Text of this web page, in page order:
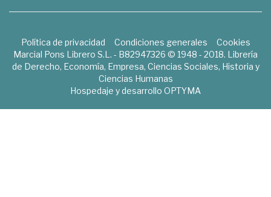
Política de privacidad Condiciones generales
Cookies
Marcial Pons Librero S.L. - B82947326 © 1948 - 2018. Librería
de Derecho, Economía, Empresa, Ciencias Sociales, Historia y
Ciencias Humanas
Hospedaje y desarrollo OPTYMA